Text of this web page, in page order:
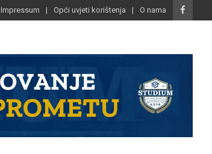
Impressum Opći uvjeti korištenja O nama